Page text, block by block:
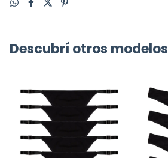
Descubrí otros modelos